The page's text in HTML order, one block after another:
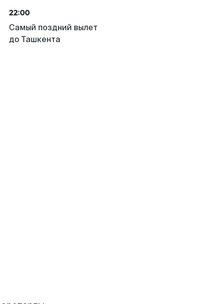
22:00
Самый поздний вылет
до Ташкента